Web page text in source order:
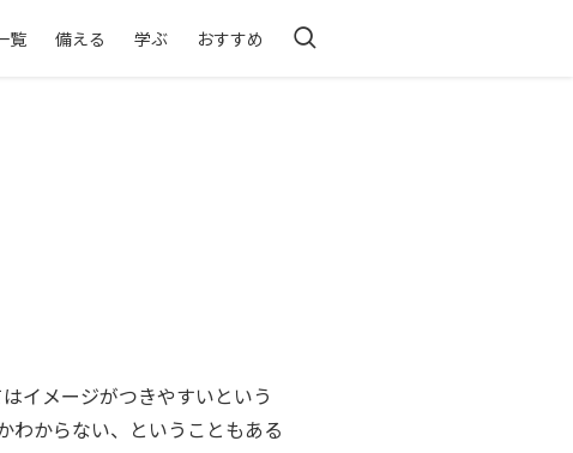
覧 備える 学ぶ おすすめ
イメージがつきやすいという
わからない、ということもある